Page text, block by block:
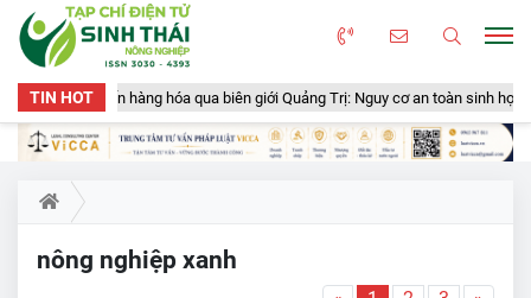
TIN HOT
gần 50 tấn hàng hóa qua biên giới Quảng Trị: Nguy cơ an toàn sinh học, an
nông nghiệp xanh